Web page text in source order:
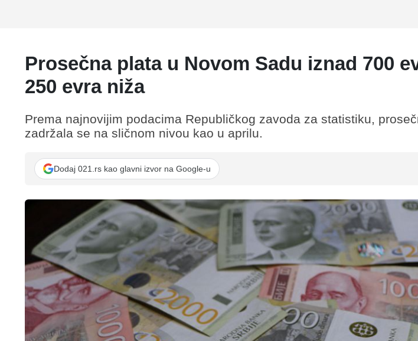
Prosečna plata u Novom Sadu iznad 700
250 evra niža
Prema najnovijim podacima Republičkog zavoda za statistiku,
zadržala se na sličnom nivou kao u aprilu.
Dodaj 021.rs kao glavni izvor na Google-u